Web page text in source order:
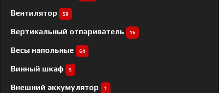
Вентилятор 50
Вертикальный отпариватель 16
Весы напольные 64
Винный шкаф 5
Внешний аккумулятор 1